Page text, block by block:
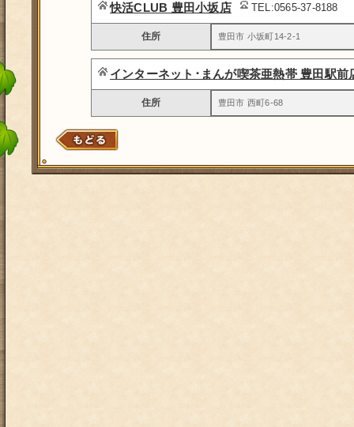
快活CLUB 豊田小坂店 TEL:0565-37-8188
住所 豊田市 小坂町14-2-1
インターネット･まんが喫茶亜熱帯 豊田駅前
住所 豊田市 西町6-68